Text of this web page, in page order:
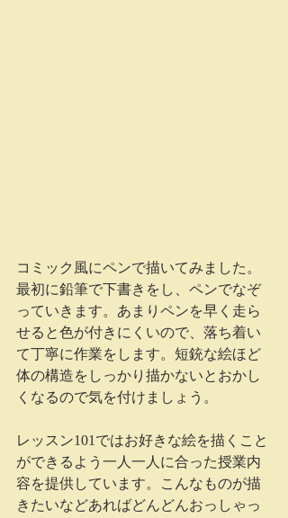
コミック風にペンで描いてみました。
最初に鉛筆で下書きをし、ペンでなぞ
っていきます。あまりペンを早く走ら
せると色が付きにくいので、落ち着い
て丁寧に作業をします。短銃な絵ほど
体の構造をしっかり描かないとおかし
くなるので気を付けましょう。
レッスン101ではお好きな絵を描くこと
ができるよう一人一人に合った授業内
容を提供しています。こんなものが描
きたいなどあればどんどんおっしゃっ